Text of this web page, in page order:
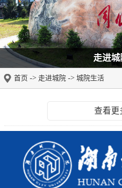
走进城
首页 -> 走进城院 -> 城院生活
查看更